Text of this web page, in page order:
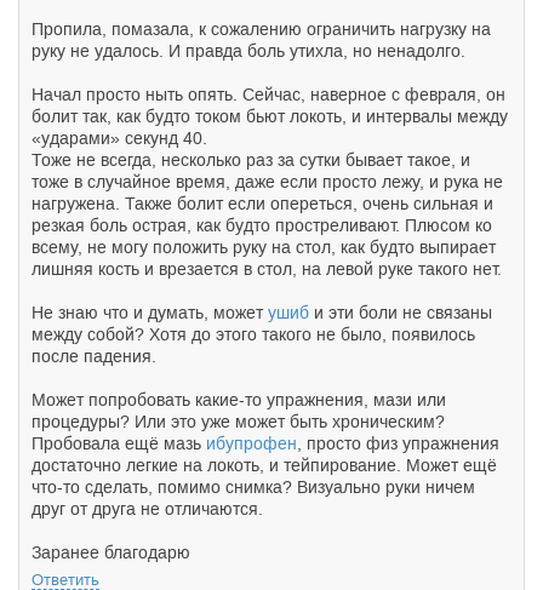
Пропила, помазала, к сожалению ограничить нагрузку на
руку не удалось. И правда боль утихла, но ненадолго.
Начал просто ныть опять. Сейчас, наверное с февраля, он
болит так, как будто током бьют локоть, и интервалы между
«ударами» секунд 40.
Тоже не всегда, несколько раз за сутки бывает такое, и
тоже в случайное время, даже если просто лежу, и рука не
нагружена. Также болит если опереться, очень сильная и
резкая боль острая, как будто простреливают. Плюсом ко
всему, не могу положить руку на стол, как будто выпирает
лишняя кость и врезается в стол, на левой руке такого нет.
Не знаю что и думать, можетушиб и эти боли не связаны
между собой? Хотя до этого такого не было, появилось
после падения.
Может попробовать какие-то упражнения, мази или
процедуры? Или это уже может быть хроническим?
Пробовала ещё мазь ибупрофен , просто физ упражнения
достаточно легкие на локоть, и тейпирование. Может ещё
что-то сделать, помимо снимка? Визуально руки ничем
друг от друга не отличаются.
Заранее благодарю
Ответить